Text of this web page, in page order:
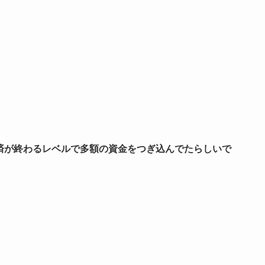
終わるレベルで多額の資金をつぎ込んでたらしいで